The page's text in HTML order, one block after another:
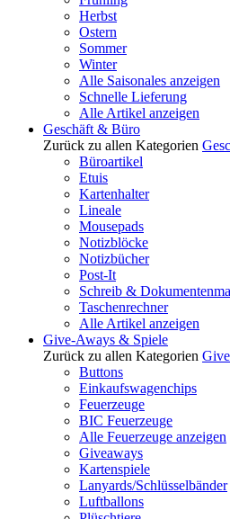
Herbst
Ostern
Sommer
Winter
Alle Saisonales anzeigen
Schnelle Lieferung
Alle Artikel anzeigen
Geschäft & Büro
Zurück zu allen Kategorien
Büroartikel
Etuis
Kartenhalter
Lineale
Mousepads
Notizblöcke
Notizbücher
Post-It
Schreib &
Taschenrechner
Alle Artikel anzeigen
Give-Aways & Spiele
Zurück zu allen Kategorien
Buttons
Einkaufswagenchips
Feuerzeuge
BIC Feuerzeuge
Alle Feuerzeuge anzeigen
Giveaways
Kartenspiele
Lanyards/Schlüsselbänder
Luftballons